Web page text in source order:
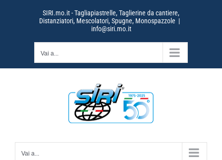
SIRI.mo.it - Tagliapiastrelle, Taglierine da cantiere,
Distanziatori, Mescolatori, Spugne, Monospazzole |
info@siri.mo.it
Vai a...
Vai a...